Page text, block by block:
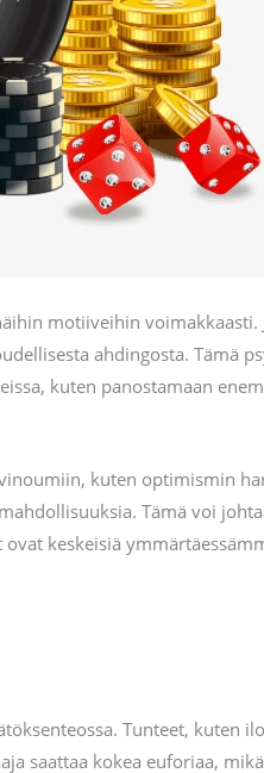
motiiveihin
ahdingosta. Tämä
kuten panostamaan
kuten optimismin
Tämä voi
keskeisiä
Tunteet, kuten
saattaa kokea euforiaa,